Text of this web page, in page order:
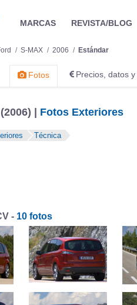
MARCAS REVISTA/BLOG
S-MAX 2006 Estándar
Fotos Precios, datos
| Fotos Exteriores
Técnica
- 10 fotos